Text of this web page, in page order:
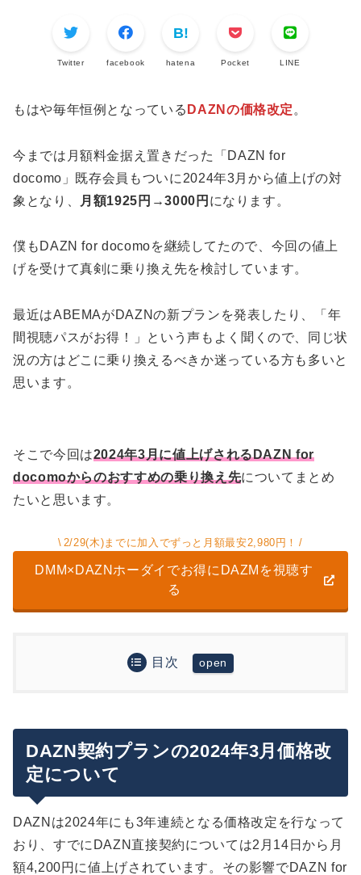
Twitter facebook hatena Pocket LINE
もはや毎年恒例となっている DAZNの価格改定 。
今までは月額料金据え置きだった「DAZN for
docomo」既存会員もついに2024年3月から値上げの対
象となり、
月額1925円→3000円 になります。
僕もDAZN for docomoを継続してたので、今回の値上
げを受けて真剣に乗り換え先を検討しています。
最近はABEMAがDAZNの新プランを発表したり、「年
間視聴パスがお得！」という声もよく聞くので、同じ状
況の方はどこに乗り換えるべきか迷っている方も多いと
思います。
そこで今回は2024年3月に値上げされるDAZN for
docomoからのおすすめの乗り換え先についてまとめ
たいと思います。
2/29(木)までに加入でずっと月額最安2,980円！
DMM×DAZNホーダイでお得にDAZMを視聴す
る
目次
10ヶ月以上契約するなら年間視聴パスがお得
月額払いのDMM×DAZNホーダイの方が、新プラ
ンや放映権動向に依るリスク少ないメリットも
DMM×DAZNホーダイはポイントサイト経由で
2,980円ポイントバックあり
DMM×DAZNホーダイの登録〜解約手続きについて
DMM×DAZNホーダイの登録方法
DMM×DAZNホーダイの解約方法
きなくなる
まとめ
DAZN契約プランの2024年3月価格改
定について
DAZNは2024年にも3年連続となる価格改定を行なって
おり、すでにDAZN直接契約については2月14日から月
額4,200円に値上げされています。その影響でDAZN for